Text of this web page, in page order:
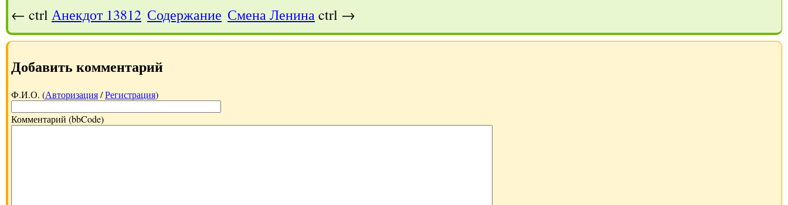
← ctrl Анекдот 13812 Содержание Смена Ленинаctrl →
Добавить комментарий
Ф.И.О. (Авторизация/Регистрация)
Комментарий (bbCode)